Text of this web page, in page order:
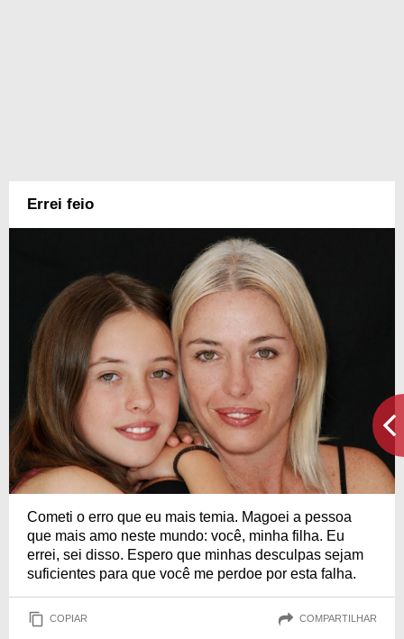
Errei feio
Cometi o erro que eu mais temia. Magoei a pessoa
que mais amo neste mundo: você, minha filha. Eu
errei, sei disso. Espero que minhas desculpas sejam
suficientes para que você me perdoe por esta falha.
COPIAR COMPARTILHAR